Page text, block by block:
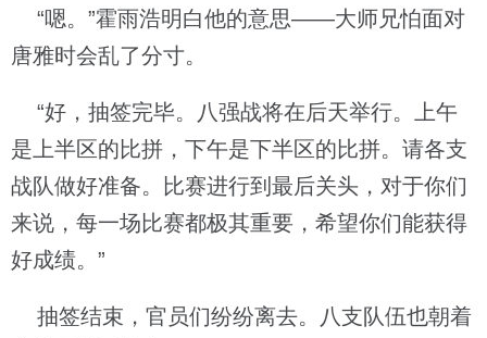
“嗯。”霍雨浩明白他的意思——大师兄怕面对
唐雅时会乱了分寸。
“好，抽签完毕。八强战将在后天举行。上午
是上半区的比拼，下午是下半区的比拼。请各支
战队做好准备。比赛进行到最后关头，对于你们
来说，每一场比赛都极其重要，希望你们能获得
好成绩。”
抽签结束，官员们纷纷离去。八支队伍也朝着